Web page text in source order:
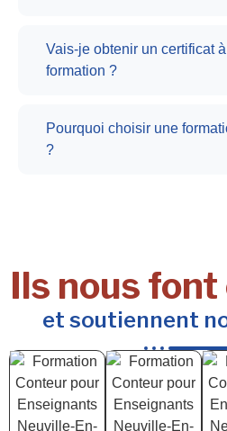
Vais-je obtenir un certificat
formation ?
Pourquoi choisir une
?
Ils nous
et soutiennent